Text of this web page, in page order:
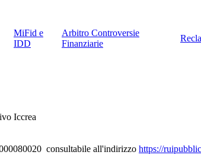
MiFid e
IDD
Arbitro Controversie
Finanziarie
Iccrea
consultabile all'indirizzo https://